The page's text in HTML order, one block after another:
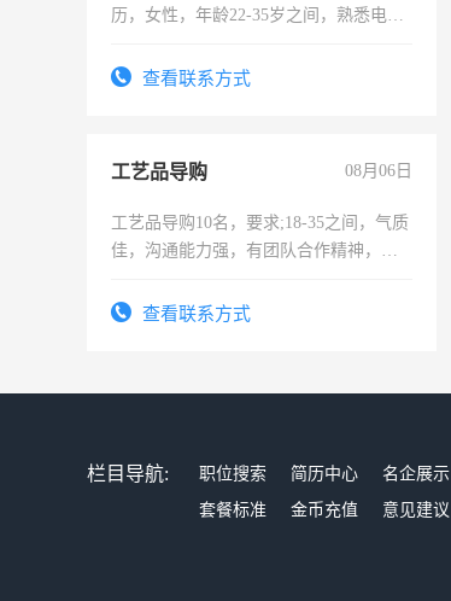
历，女性，年龄22-35岁之间，熟悉电脑
试用期1-3个月，转正后交纳五险，
查看联系方式
工艺品导购 08月06日
工艺品导购10名，要求;18-35之间，气质
佳，沟通能力强，有团队合作精神，有
查看联系方式
栏目导航: 职位搜索 简历中心 名企展示
套餐标准
金币充值 意见建议